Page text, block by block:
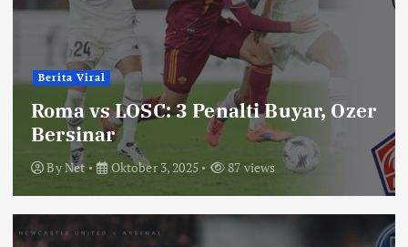
Berita Viral
Roma vs LOSC: 3 Penalti Buyar, Ozer
Bersinar
ByNet Oktober 3, 2025 87 views